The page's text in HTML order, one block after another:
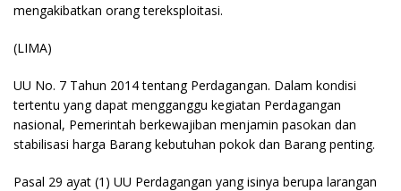
mengakibatkan orang tereksploitasi.
(LIMA)
UU No. 7 Tahun 2014 tentang Perdagangan. Dalam kondisi
tertentu yang dapat mengganggu kegiatan Perdagangan
nasional, Pemerintah berkewajiban menjamin pasokan dan
stabilisasi harga Barang kebutuhan pokok dan Barang penting.
Pasal 29 ayat (1) UU Perdagangan yang isinya berupa larangan